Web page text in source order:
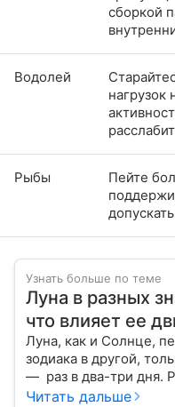
сборкой
Водолей
Рыбы
Пейте
Узнать больше по теме
Луна в разных
что влияет ее
Луна, как и Солнце,
зодиака в другой,
— раз в два-три дня.
на нашу жизнь.
Читать дальше